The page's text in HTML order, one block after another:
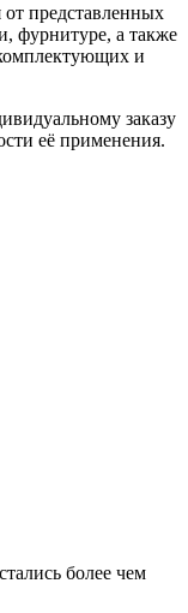
от представленных
фурнитуре, а также
и
заказу
её применения.
более чем